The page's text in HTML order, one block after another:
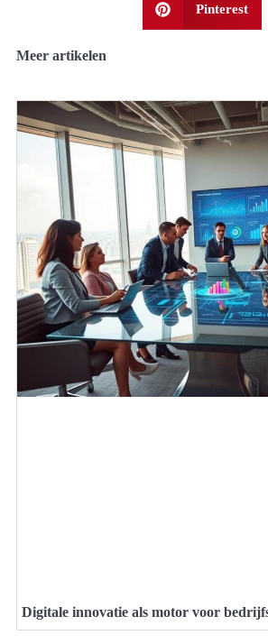
Pinterest
Meer artikelen
Digitale innovatie als motor voor